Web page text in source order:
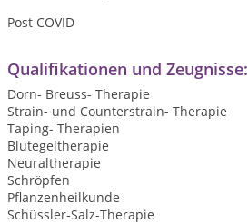
Post COVID
Qualifikationen und Zeugnisse:
Dorn- Breuss- Therapie
Strain- und Counterstrain- Therapie
Taping- Therapien
Blutegeltherapie
Neuraltherapie
Schröpfen
Pflanzenheilkunde
Schüssler-Salz-Therapie